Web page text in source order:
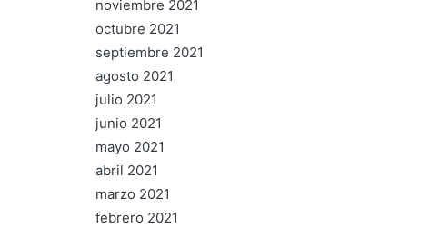
noviembre 2021
octubre 2021
septiembre 2021
agosto 2021
julio 2021
junio 2021
mayo 2021
abril 2021
marzo 2021
febrero 2021